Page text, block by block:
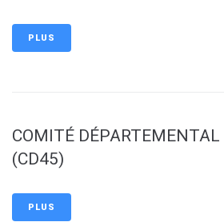
PLUS
COMITÉ DÉPARTEMENTAL
(CD45)
PLUS